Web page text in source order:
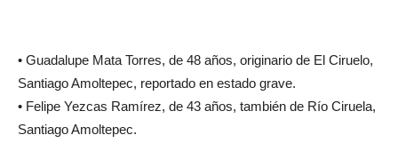
• Guadalupe Mata Torres, de 48 años, originario de El Ciruelo,
Santiago Amoltepec, reportado en estado grave.
• Felipe Yezcas Ramírez, de 43 años, también de Río Ciruela,
Santiago Amoltepec.